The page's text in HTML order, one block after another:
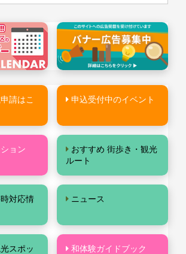
請はこ
申込受付中のイベント
ョン
おすすめ 街歩き・観光
ルート
対応情
ニュース
スポッ
和体験ガイドブック